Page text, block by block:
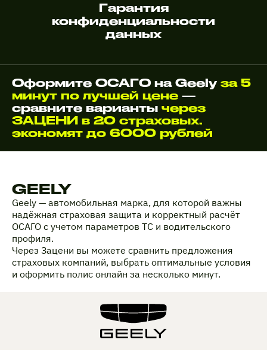
Гарантия
конфиденциальности
данных
Оформите ОСАГО на Geely за 5
минут по лучшей цене —
сравните варианты через
ЗАЦЕНИ в 20 страховых.
экономят до 6000 рублей
GEELY
Geely — автомобильная марка, для которой важны
надёжная страховая защита и корректный расчёт
ОСАГО с учетом параметров ТС и водительского
профиля.
Через Зацени вы можете сравнить предложения
страховых компаний, выбрать оптимальные условия
и оформить полис онлайн за несколько минут.